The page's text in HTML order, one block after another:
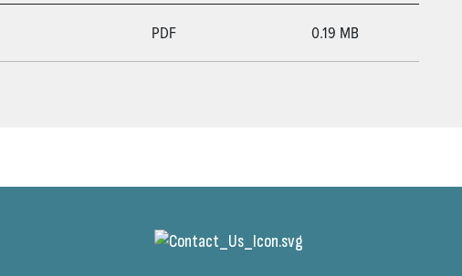
PDF 0.19 MB